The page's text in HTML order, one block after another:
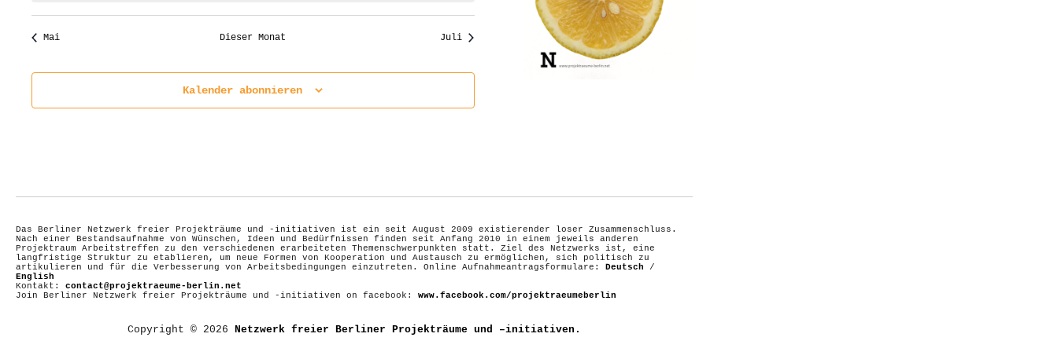
Mai Dieser Monat Juli
Kalender abonnieren
Das Berliner Netzwerk freier Projekträume und -initiativen ist ein seit August 2009 existierender loser Zusammenschluss.
Nach einer Bestandsaufnahme von Wünschen, Ideen und Bedürfnissen finden seit Anfang 2010 in einem jeweils anderen
Projektraum Arbeitstreffen zu den verschiedenen erarbeiteten Themenschwerpunkten statt. Ziel des Netzwerks ist, eine
langfristige Struktur zu etablieren, um neue Formen von Kooperation und Austausch zu ermöglichen, sich politisch zu
artikulieren und für die Verbesserung von Arbeitsbedingungen einzutreten. Online Aufnahmeantragsformulare: Deutsch /
English
Kontakt: contact@projektraeume-berlin.net
Join Berliner Netzwerk freier Projekträume und -initiativen on facebook: www.facebook.com/projektraeumeberlin
Copyright © 2026 Netzwerk freier Berliner Projekträume und –initiativen.